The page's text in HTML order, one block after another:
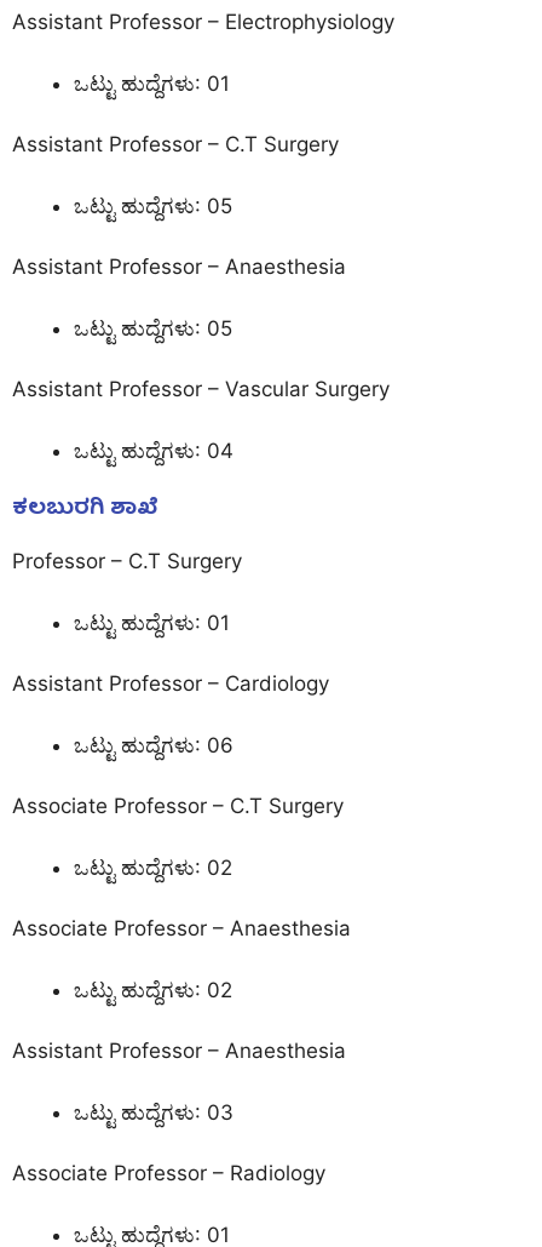
Assistant Professor – Electrophysiology
ಒಟ್ಟು ಹುದ್ದೆಗಳು: 01
Assistant Professor – C.T Surgery
ಒಟ್ಟು ಹುದ್ದೆಗಳು: 05
Assistant Professor – Anaesthesia
ಒಟ್ಟು ಹುದ್ದೆಗಳು: 05
Assistant Professor – Vascular Surgery
ಒಟ್ಟು ಹುದ್ದೆಗಳು: 04
ಕಲಬುರಗಿ ಶಾಖೆ
Professor – C.T Surgery
ಒಟ್ಟು ಹುದ್ದೆಗಳು: 01
Assistant Professor – Cardiology
ಒಟ್ಟು ಹುದ್ದೆಗಳು: 06
Associate Professor – C.T Surgery
ಒಟ್ಟು ಹುದ್ದೆಗಳು: 02
Associate Professor – Anaesthesia
ಒಟ್ಟು ಹುದ್ದೆಗಳು: 02
Assistant Professor – Anaesthesia
ಒಟ್ಟು ಹುದ್ದೆಗಳು: 03
Associate Professor – Radiology
ಒಟ್ಟು ಹುದ್ದೆಗಳು: 01